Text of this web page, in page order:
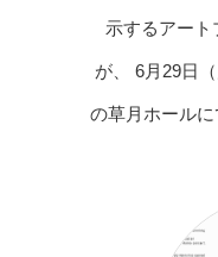
示するアート
が、 6月29日
の草月ホール